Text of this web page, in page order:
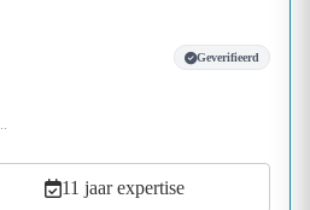
Geverifieerd
11 jaar expertise